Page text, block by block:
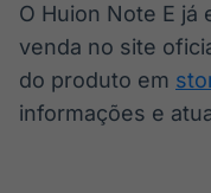
O Huion Note E já
venda no site
do produto em
informações e